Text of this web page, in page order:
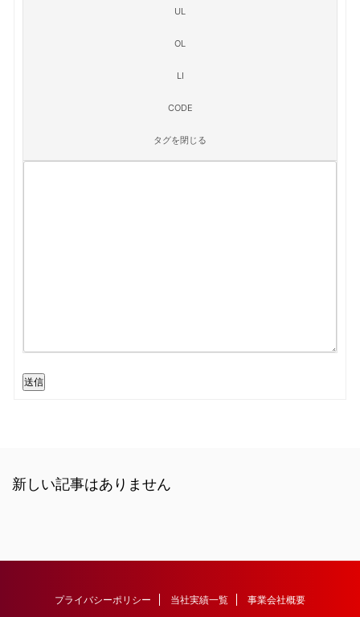
送信
新しい記事はありません
プライバシーポリシー 当社実績一覧 事業会社概要